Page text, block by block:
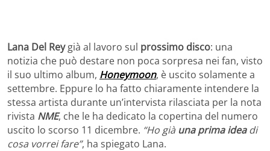
Lana Del Reygià al lavoro sul prossimo disco: una
notizia che può destare non poca sorpresa nei fan, visto
il suo ultimo album, Honeymoon, è uscito solamente a
settembre. Eppure lo ha fatto chiaramente intendere la
stessa artista durante un’intervista rilasciata per la nota
rivista NME, che le ha dedicato la copertina del numero
uscito lo scorso 11 dicembre. “Ho già una prima ideadi
cosa vorrei fare”, ha spiegato Lana.